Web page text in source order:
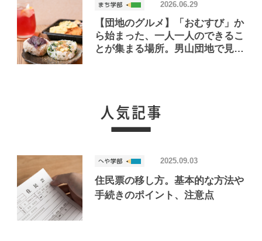
【団地のグルメ】「おむすび」か
ら始まった、一人一人のできるこ
とが集まる場所。男山団地で見つ
2026.06.29
住民票の移し方。基本的な方法や
手続きのポイント、注意点
2025.09.03